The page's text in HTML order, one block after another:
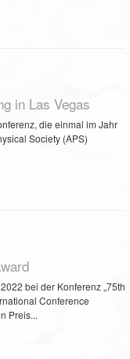
in Las Vegas
die einmal im Jahr
Society (APS)
bei der Konferenz „75th
Conference
Preis...